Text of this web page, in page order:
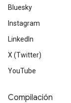
Bluesky
Instagram
LinkedIn
X (Twitter)
YouTube
Compilación